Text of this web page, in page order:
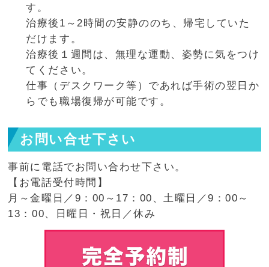
す。
治療後1～2時間の安静ののち、帰宅していた
だけます。
治療後１週間は、無理な運動、姿勢に気をつけ
てください。
仕事（デスクワーク等）であれば手術の翌日か
らでも職場復帰が可能です。
お問い合せ下さい
事前に電話でお問い合わせ下さい。
【お電話受付時間】
月～金曜日／9：00～17：00、土曜日／9：00～
13：00、日曜日・祝日／休み